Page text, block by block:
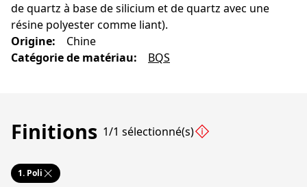
de quartz à base de silicium et de quartz avec une
résine polyester comme liant).
Origine:
Chine
Catégorie de matériau: BQS
Finitions 1/1 sélectionné(s)
1. Poli